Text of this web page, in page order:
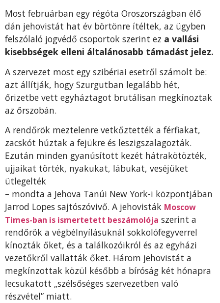
Most februárban egy régóta Oroszországban élő
dán jehovistát hat év börtönre ítéltek, az ügyben
felszólaló jogvédő csoportok szerint ez a vallási
kisebbségek elleni általánosabb támadást jelez.
A szervezet most egy szibériai esetről számolt be:
azt állítják, hogy Szurgutban legalább hét,
őrizetbe vett egyháztagot brutálisan megkínoztak
az őrszobán.
A rendőrök meztelenre vetkőztették a férfiakat,
zacskót húztak a fejükre és leszigszalagozták.
Ezután minden gyanúsított kezét hátrakötözték,
ujjaikat törték, nyakukat, lábukat, veséjüket
ütlegelték
– mondta a Jehova Tanúi New York-i központjában
Jarrod Lopes sajtószóvivő. A jehovisták Moscow
Times-ban is ismertetett beszámolója szerint a
rendőrök a végbélnyílásuknál sokkolófegyverrel
kínozták őket, és a találkozóikról és az egyházi
vezetőkről vallatták őket. Három jehovistát a
megkínzottak közül később a bíróság két hónapra
lecsukatott „szélsőséges szervezetben való
részvétel” miatt.